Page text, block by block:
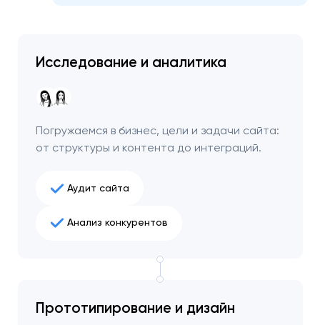
Исследование и аналитика
Погружаемся в бизнес, цели и задачи сайта:
от структуры и контента до интеграций.
Аудит сайта
Анализ конкурентов
Прототипирование и дизайн
Закрыть